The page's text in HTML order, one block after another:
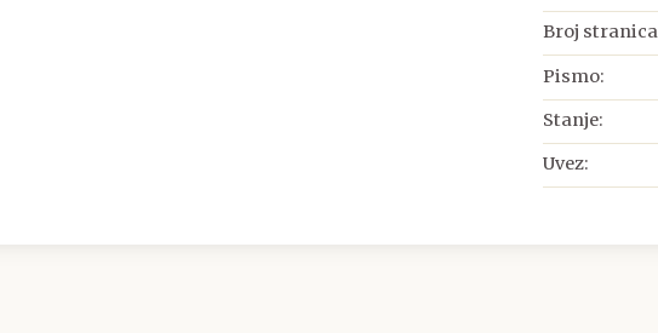
Broj
Pismo:
Stanje:
Uvez: